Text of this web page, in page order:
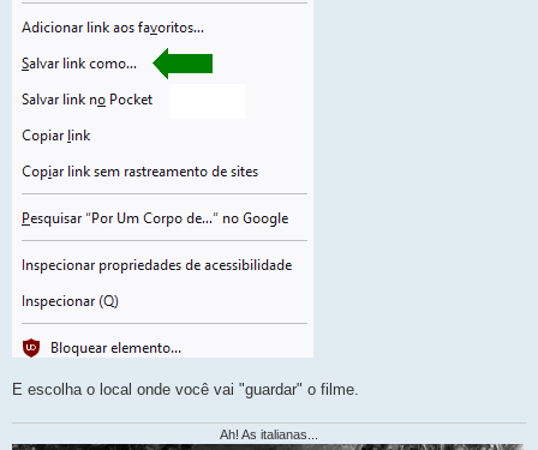
E escolha o local onde você vai "guardar" o filme.
Ah! As italianas...